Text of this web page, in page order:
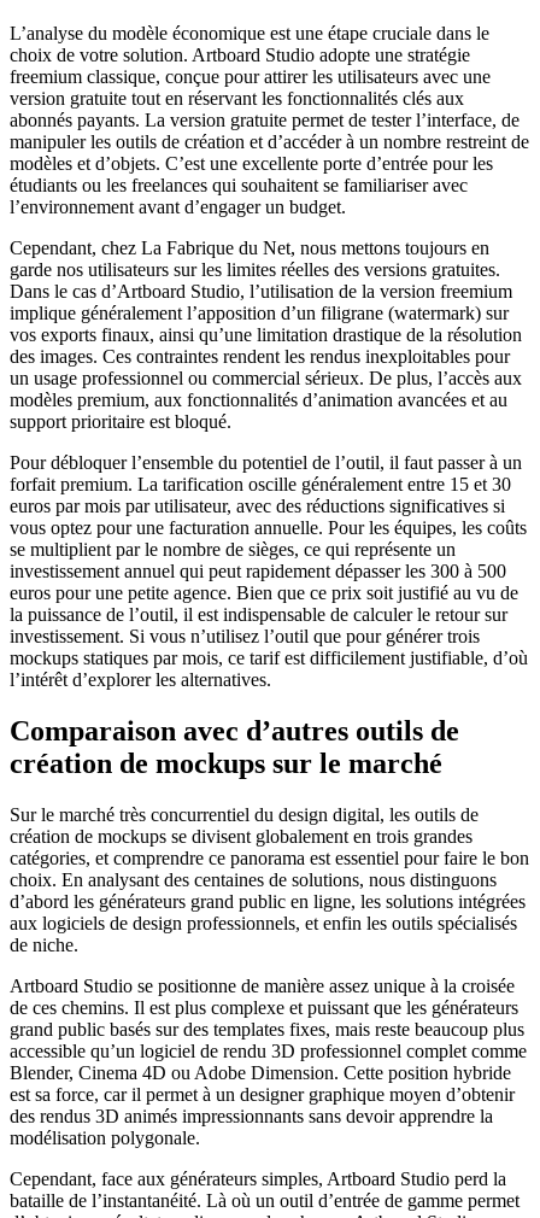
L’analyse du modèle économique est une étape cruciale dans le
choix de votre solution. Artboard Studio adopte une stratégie
freemium classique, conçue pour attirer les utilisateurs avec une
version gratuite tout en réservant les fonctionnalités clés aux
abonnés payants. La version gratuite permet de tester l’interface, de
manipuler les outils de création et d’accéder à un nombre restreint de
modèles et d’objets. C’est une excellente porte d’entrée pour les
étudiants ou les freelances qui souhaitent se familiariser avec
l’environnement avant d’engager un budget.
Cependant, chez La Fabrique du Net, nous mettons toujours en
garde nos utilisateurs sur les limites réelles des versions gratuites.
Dans le cas d’Artboard Studio, l’utilisation de la version freemium
implique généralement l’apposition d’un filigrane (watermark) sur
vos exports finaux, ainsi qu’une limitation drastique de la résolution
des images. Ces contraintes rendent les rendus inexploitables pour
un usage professionnel ou commercial sérieux. De plus, l’accès aux
modèles premium, aux fonctionnalités d’animation avancées et au
support prioritaire est bloqué.
Pour débloquer l’ensemble du potentiel de l’outil, il faut passer à un
forfait premium. La tarification oscille généralement entre 15 et 30
euros par mois par utilisateur, avec des réductions significatives si
vous optez pour une facturation annuelle. Pour les équipes, les coûts
se multiplient par le nombre de sièges, ce qui représente un
investissement annuel qui peut rapidement dépasser les 300 à 500
euros pour une petite agence. Bien que ce prix soit justifié au vu de
la puissance de l’outil, il est indispensable de calculer le retour sur
investissement. Si vous n’utilisez l’outil que pour générer trois
mockups statiques par mois, ce tarif est difficilement justifiable, d’où
l’intérêt d’explorer les alternatives.
Comparaison avec d’autres outils de
création de mockups sur le marché
Sur le marché très concurrentiel du design digital, les outils de
création de mockups se divisent globalement en trois grandes
catégories, et comprendre ce panorama est essentiel pour faire le bon
choix. En analysant des centaines de solutions, nous distinguons
d’abord les générateurs grand public en ligne, les solutions intégrées
aux logiciels de design professionnels, et enfin les outils spécialisés
de niche.
Artboard Studio se positionne de manière assez unique à la croisée
de ces chemins. Il est plus complexe et puissant que les générateurs
grand public basés sur des templates fixes, mais reste beaucoup plus
accessible qu’un logiciel de rendu 3D professionnel complet comme
Blender, Cinema 4D ou Adobe Dimension. Cette position hybride
est sa force, car il permet à un designer graphique moyen d’obtenir
des rendus 3D animés impressionnants sans devoir apprendre la
modélisation polygonale.
Cependant, face aux générateurs simples, Artboard Studio perd la
bataille de l’instantanéité. Là où un outil d’entrée de gamme permet